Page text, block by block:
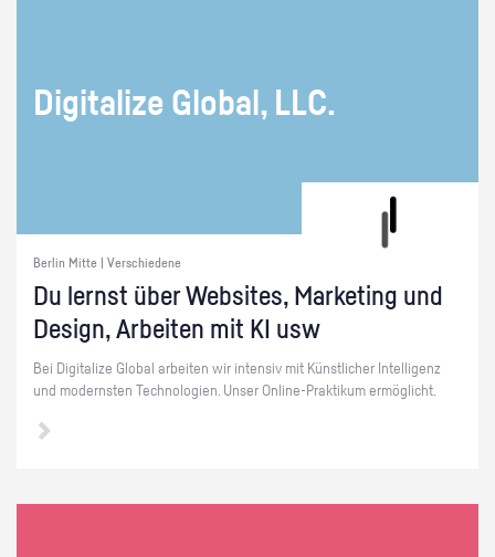
Di­gi­ta­li­ze Glo­bal, LLC.
Berlin Mitte | Verschiedene
Du lernst über Web­sites, Mar­ke­ting und
De­sign, Ar­bei­ten mit KI usw
Bei Di­gi­ta­li­ze Glo­bal ar­bei­ten wir in­ten­siv mit Künst­li­cher In­tel­li­genz
und mo­derns­ten Tech­no­lo­gi­en. Unser On­line-Prak­ti­kum er­mög­licht.